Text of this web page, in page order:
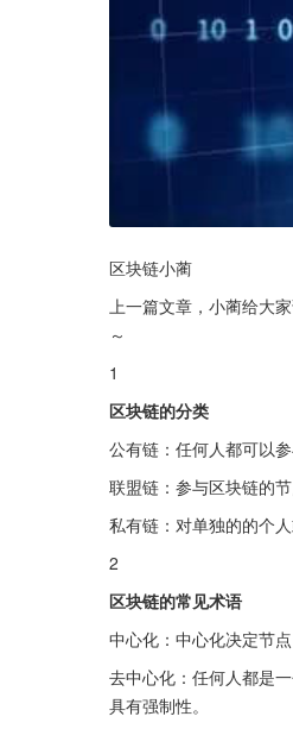
区块链小蔺
上一篇文章，小蔺给大
～
1
区块链的分类
公有链：任何人都可以
联盟链：参与区块链的
私有链：对单独的的个
2
区块链的常见术语
中心化：中心化决定节
去中心化：任何人都是
具有强制性。